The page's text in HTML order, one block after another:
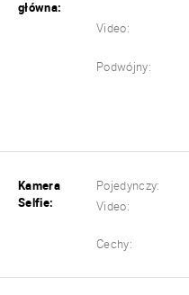
główna:
Video:
Podwójny:
Kamera
Selfie:
Pojedynczy:
Video:
Cechy: